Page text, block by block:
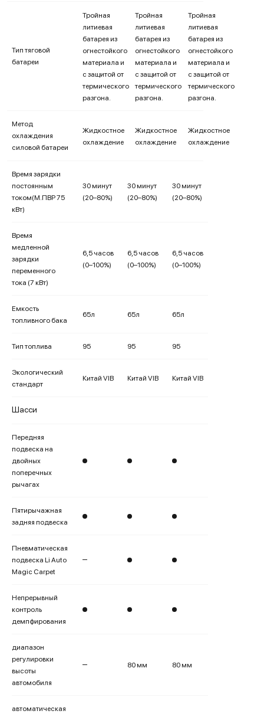
Тип тяговой
батареи
Тройная
литиевая
батарея из
огнестойкого
материала и
с защитой от
термического
разгона.
Тройная
литиевая
батарея из
огнестойкого
материала и
с защитой от
термического
разгона.
Тройная
литиевая
батарея из
огнестойкого
материала и
с защитой от
термического
разгона.
Метод
охлаждения
силовой батареи
Жидкостное
охлаждение
Жидкостное
охлаждение
Жидкостное
охлаждение
Время зарядки
постоянным
током(М.ПВР 75
кВт)
30 минут
(20–80%)
30 минут
(20–80%)
30 минут
(20–80%)
Время
медленной
зарядки
переменного
тока (7 кВт)
6,5 часов
(0–100%)
6,5 часов
(0–100%)
6,5 часов
(0–100%)
Емкость
топливного бака
65л 65л 65л
Тип топлива 95 95 95
Экологический
стандарт
Китай VIB Китай VIB Китай VIB
Шасси
Передняя
подвеска на
двойных
поперечных
рычагах
Пятирычажная
задняя подвеска
Пневматическая
подвеска Li Auto
Magic Carpet
Непрерывный
контроль
демпфирования
диапазон
регулировки
высоты
автомобиля
80 мм 80 мм
автоматическая